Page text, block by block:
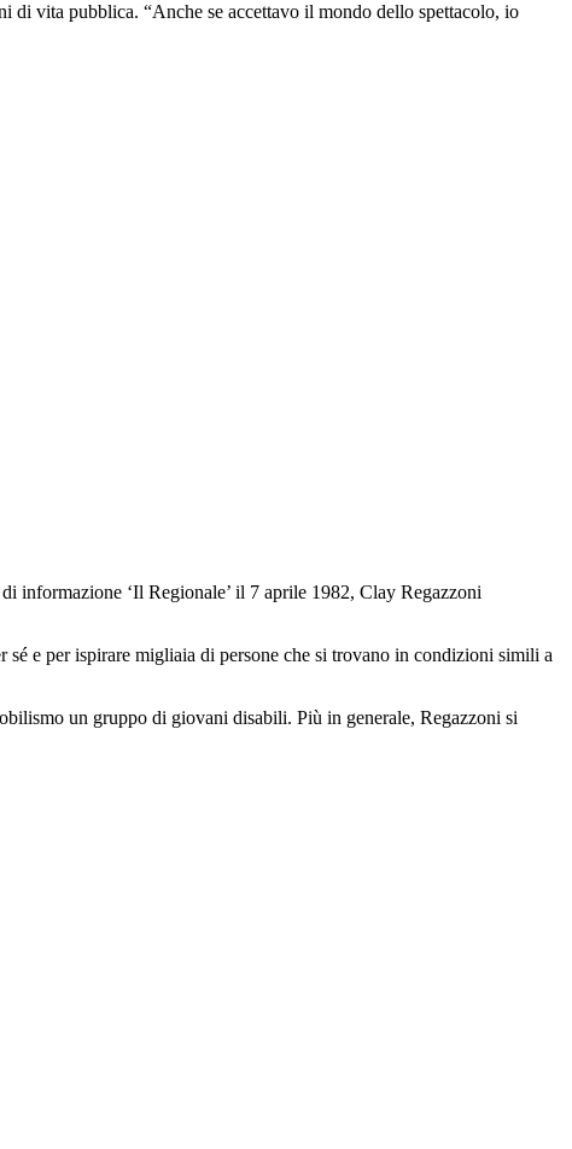
di vita pubblica. “Anche se accettavo il mondo dello spettacolo, io
informazione ‘Il Regionale’ il 7 aprile 1982, Clay Regazzoni
e per ispirare migliaia di persone che si trovano in condizioni simili a
un gruppo di giovani disabili. Più in generale, Regazzoni si